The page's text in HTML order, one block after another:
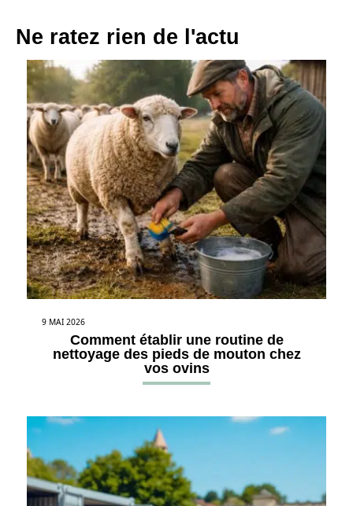
Ne ratez rien de l'actu
9 MAI 2026
Comment établir une routine de
nettoyage des pieds de mouton chez
vos ovins